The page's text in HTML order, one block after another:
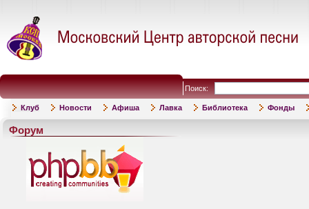
Поиск:
Клуб Новости Афиша Лавка Библиотека Фонды
Форум